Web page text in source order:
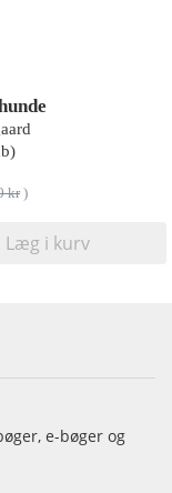
kr)
Læg i kurv
e-bøger og